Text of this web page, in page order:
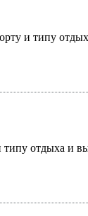
и типу
отдыха и